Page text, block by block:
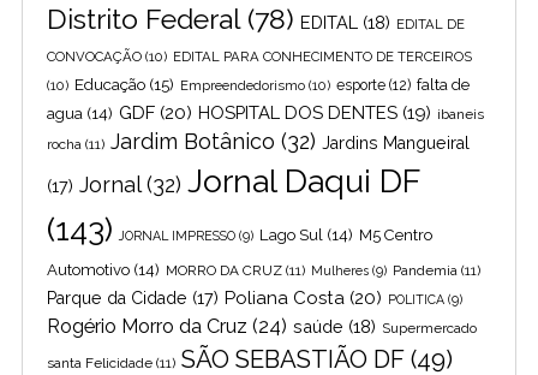
Distrito Federal(78) EDITAL (18) EDITAL DE
CONVOCAÇÃO (10) EDITAL PARA CONHECIMENTO DE TERCEIROS
(10) Educação (15) Empreendedorismo (10) esporte (12) falta de
agua (14) GDF (20) HOSPITAL DOS DENTES (19) ibaneis
rocha (11) Jardim Botânico (32) Jardins Mangueiral
(17) Jornal(32) Jornal Daqui DF
(143)
JORNAL IMPRESSO (9) Lago Sul (14) M5 Centro
Automotivo (14) MORRO DA CRUZ (11) Mulheres (9) Pandemia (11)
Parque da Cidade (17) Poliana Costa (20) POLITICA (9)
Rogério Morro da Cruz (24) saúde (18) Supermercado
santa Felicidade (11) SÃO SEBASTIÃO DF (49)